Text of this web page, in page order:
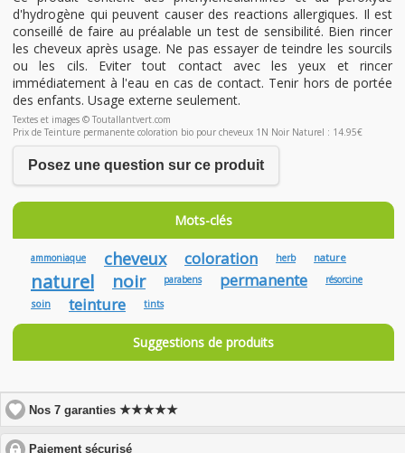
d'hydrogène qui peuvent causer des reactions allergiques. Il est
conseillé de faire au préalable un test de sensibilité. Bien rincer
les cheveux après usage. Ne pas essayer de teindre les sourcils
ou les cils. Eviter tout contact avec les yeux et rincer
immédiatement à l'eau en cas de contact. Tenir hors de portée
des enfants. Usage externe seulement.
Textes et images © Toutallantvert.com
Prix de Teinture permanente coloration bio pour cheveux 1N Noir Naturel : 14.95€
Posez une question sur ce produit
Mots-clés
ammoniaque cheveux coloration herb nature
naturel noir parabens permanente résorcine
soin teinture tints
Suggestions de produits
Nos 7 garanties★★★★★
Paiement sécurisé